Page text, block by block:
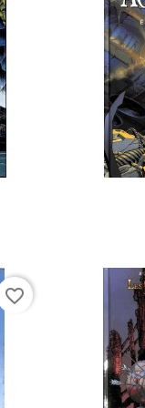
favorite_border